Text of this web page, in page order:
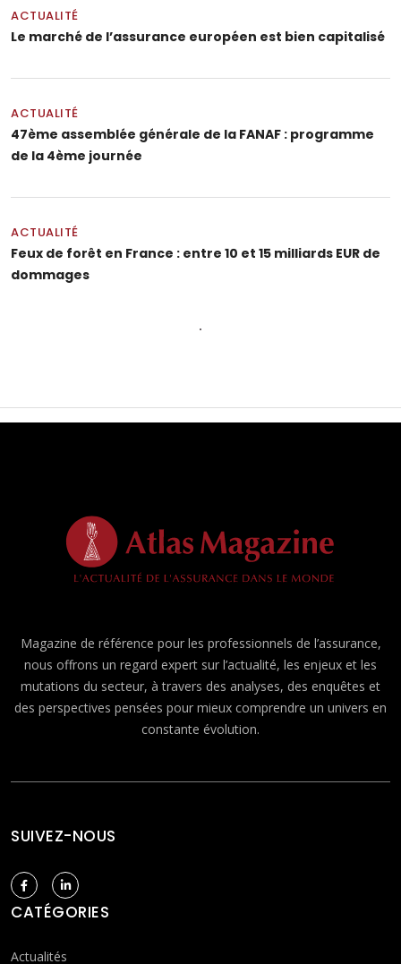
ACTUALITÉ
Le marché de l’assurance européen est bien capitalisé
ACTUALITÉ
47ème assemblée générale de la FANAF : programme
de la 4ème journée
ACTUALITÉ
Feux de forêt en France : entre 10 et 15 milliards EUR de
dommages
Magazine de référence pour les professionnels de l’assurance,
nous offrons un regard expert sur l’actualité, les enjeux et les
mutations du secteur, à travers des analyses, des enquêtes et
des perspectives pensées pour mieux comprendre un univers en
constante évolution.
SUIVEZ-NOUS
CATÉGORIES
Actualités